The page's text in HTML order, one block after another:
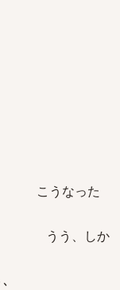
なった
う、しか